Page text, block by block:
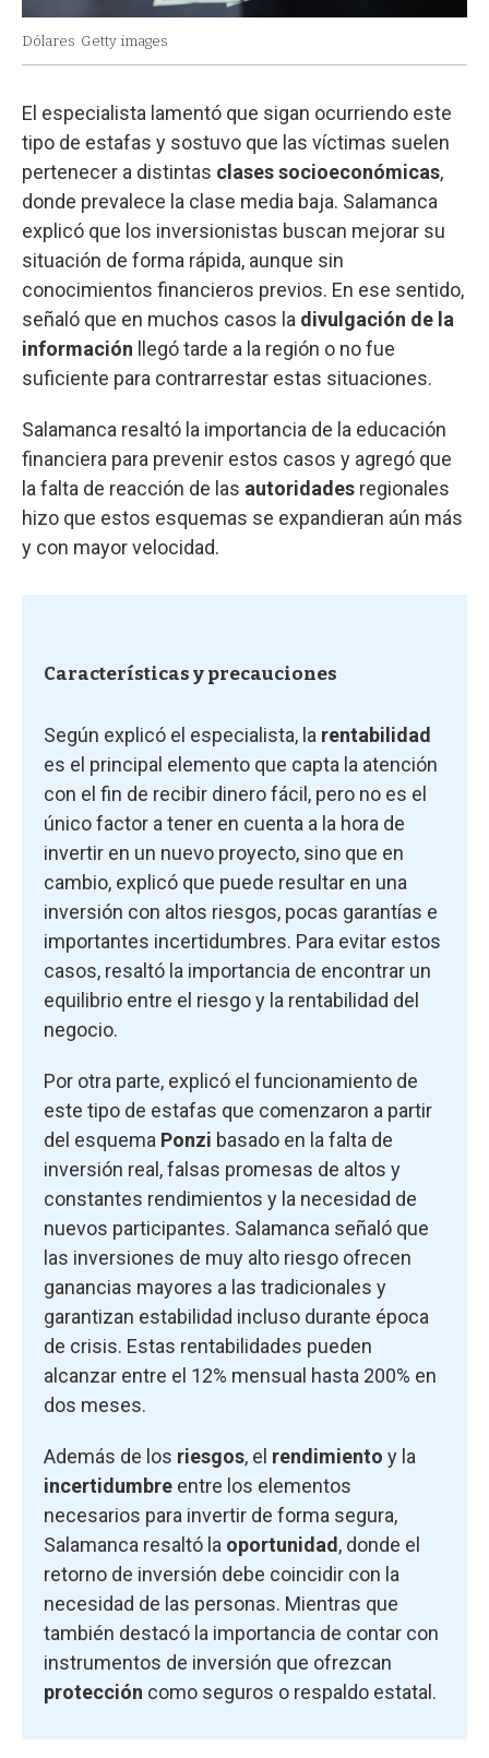
Dólares Getty images
El especialista lamentó que sigan ocurriendo este
tipo de estafas y sostuvo que las víctimas suelen
pertenecer a distintas clases socioeconómicas,
donde prevalece la clase media baja. Salamanca
explicó que los inversionistas buscan mejorar su
situación de forma rápida, aunque sin
conocimientos financieros previos. En ese sentido,
señaló que en muchos casos la divulgación de la
información llegó tarde a la región o no fue
suficiente para contrarrestar estas situaciones.
Salamanca resaltó la importancia de la educación
financiera para prevenir estos casos y agregó que
la falta de reacción de las autoridades regionales
hizo que estos esquemas se expandieran aún más
y con mayor velocidad.
Características y precauciones
Según explicó el especialista, la rentabilidad
es el principal elemento que capta la atención
con el fin de recibir dinero fácil, pero no es el
único factor a tener en cuenta a la hora de
invertir en un nuevo proyecto, sino que en
cambio, explicó que puede resultar en una
inversión con altos riesgos, pocas garantías e
importantes incertidumbres. Para evitar estos
casos, resaltó la importancia de encontrar un
equilibrio entre el riesgo y la rentabilidad del
negocio.
Por otra parte, explicó el funcionamiento de
este tipo de estafas que comenzaron a partir
del esquema Ponzi basado en la falta de
inversión real, falsas promesas de altos y
constantes rendimientos y la necesidad de
nuevos participantes. Salamanca señaló que
las inversiones de muy alto riesgo ofrecen
ganancias mayores a las tradicionales y
garantizan estabilidad incluso durante época
de crisis. Estas rentabilidades pueden
alcanzar entre el 12% mensual hasta 200% en
dos meses.
Además de los riesgos, el rendimiento y la
incertidumbre entre los elementos
necesarios para invertir de forma segura,
Salamanca resaltó la oportunidad, donde el
retorno de inversión debe coincidir con la
necesidad de las personas. Mientras que
también destacó la importancia de contar con
instrumentos de inversión que ofrezcan
protección como seguros o respaldo estatal.